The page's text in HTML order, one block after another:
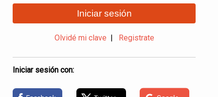
Iniciar sesión
Olvidé mi clave Registrate
Iniciar sesión con: